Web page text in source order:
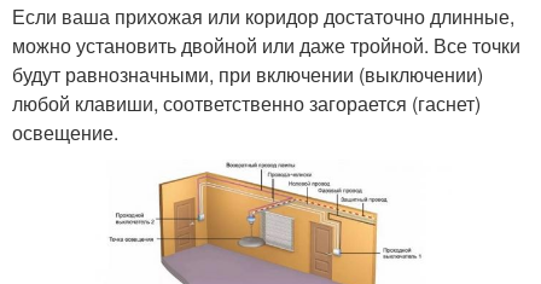
Если ваша прихожая или коридор достаточно длинные,
можно установить двойной или даже тройной. Все точки
будут равнозначными, при включении (выключении)
любой клавиши, соответственно загорается (гаснет)
освещение.